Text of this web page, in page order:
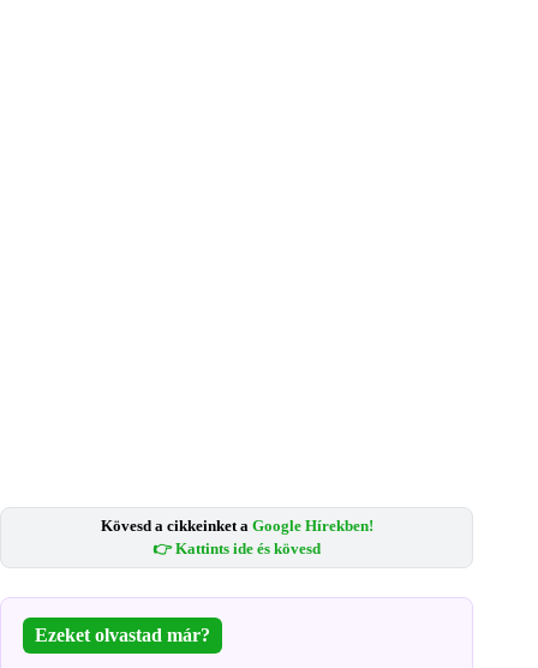
Kövesd a cikkeinket a Google Hírekben!
👉 Kattints ide és kövesd
Ezeket olvastad már?